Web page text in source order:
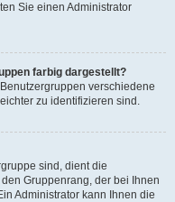
Sie einen Administrator
farbig dargestellt?
verschiedene
zu identifizieren sind.
sind, dient die
Gruppenrang, der bei Ihnen
Administrator kann Ihnen die